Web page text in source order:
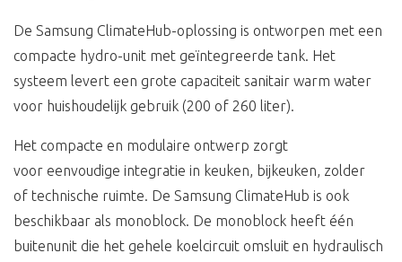
De Samsung ClimateHub-oplossing is ontworpen met een
compacte hydro-unit met geïntegreerde tank. Het
systeem levert een grote capaciteit sanitair warm water
voor huishoudelijk gebruik (200 of 260 liter).
Het compacte en modulaire ontwerp zorgt
voor eenvoudige integratie in keuken, bijkeuken, zolder
of technische ruimte. De Samsung ClimateHub is ook
beschikbaar als monoblock. De monoblock heeft één
buitenunit die het gehele koelcircuit omsluit en hydraulisch